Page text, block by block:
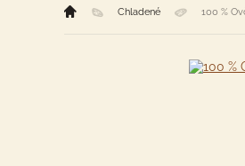
Chladené 100 %